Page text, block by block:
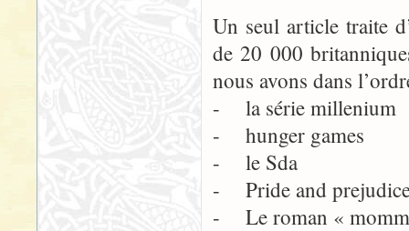
Un seul article traite
de 20 000
nous avons dans
- la série millenium
- hunger games
- le Sda
- Pride and
- Le roman «